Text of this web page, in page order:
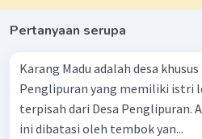
Pertanyaan serupa
Karang Madu adalah desa
Penglipuran yang memiliki istri
terpisah dari Desa Penglipuran.
ini dibatasi oleh tembok yan...